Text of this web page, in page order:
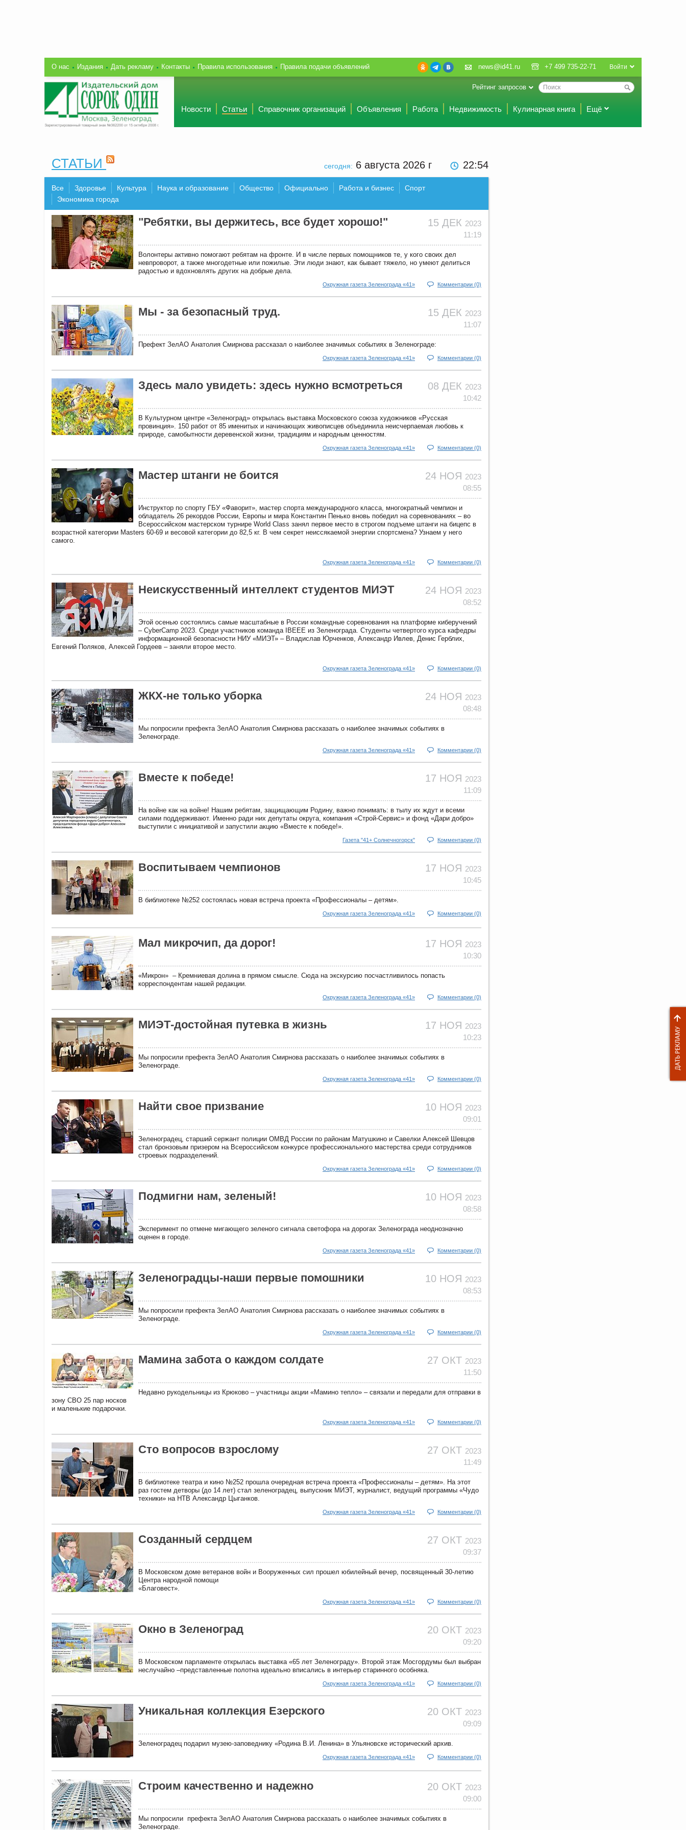
О нас Издания Дать рекламу Контакты Правила использования Правила подачи объявлений Войти
news@id41.ru +7 499 735-22-71
Рейтинг запросов
Новости Статьи Справочник организаций Объявления Работа Недвижимость Кулинарная книга Ещё
сегодня: 6 августа 2026 г 22 54
СТАТЬИ
Все Здоровье Культура Наука и образование Общество Официально Работа и бизнес
Спорт
Экономика города
15 ДЕК 2023
11:19
"Ребятки, вы держитесь, все будет хорошо!"
Волонтеры активно помогают ребятам на фронте. И в числе первых помощников те, у кого своих дел
невпроворот, а также многодетные или пожилые. Эти люди знают, как бывает тяжело, но умеют делиться
радостью и вдохновлять других на добрые дела.
Окружная газета Зеленограда «41» Комментарии (0)
15 ДЕК 2023
11:07
Мы - за безопасный труд.
Префект ЗелАО Анатолия Смирнова рассказал о наиболее значимых событиях в Зеленограде:
Окружная газета Зеленограда «41» Комментарии (0)
08 ДЕК 2023
10:42
Здесь мало увидеть: здесь нужно всмотреться
В Культурном центре «Зеленоград» открылась выставка Московского союза художников «Русская
провинция». 150 работ от 85 именитых и начинающих живописцев объединила неисчерпаемая любовь к
природе, самобытности деревенской жизни, традициям и народным ценностям.
Окружная газета Зеленограда «41» Комментарии (0)
24 НОЯ 2023
08:55
Мастер штанги не боится
Инструктор по спорту ГБУ «Фаворит», мастер спорта международного класса, многократный чемпион и
обладатель 26 рекордов России, Европы и мира Константин Пенько вновь победил на соревнованиях – во
Всероссийском мастерском турнире World Class занял первое место в строгом подъеме штанги на бицепс в
возрастной категории Masters 60-69 и весовой категории до 82,5 кг. В чем секрет неиссякаемой энергии спортсмена? Узнаем у него
самого.
Окружная газета Зеленограда «41» Комментарии (0)
24 НОЯ 2023
08:52
Неискусственный интеллект студентов МИЭТ
Этой осенью состоялись самые масштабные в России командные соревнования на платформе киберучений
– CyberCamp 2023. Среди участников команда IBEEE из Зеленограда. Студенты четвертого курса кафедры
информационной безопасности НИУ «МИЭТ» – Владислав Юрченков, Александр Ивлев, Денис Герблих,
Евгений Поляков, Алексей Гордеев – заняли второе место.
Окружная газета Зеленограда «41» Комментарии (0)
24 НОЯ 2023
08:48
ЖКХ-не только уборка
Мы попросили префекта ЗелАО Анатолия Смирнова рассказать о наиболее значимых событиях в
Зеленограде.
Окружная газета Зеленограда «41» Комментарии (0)
17 НОЯ 2023
11:09
Вместе к победе!
На войне как на войне! Нашим ребятам, защищающим Родину, важно понимать: в тылу их ждут и всеми
силами поддерживают. Именно ради них депутаты округа, компания «Строй-Сервис» и фонд «Дари добро»
выступили с инициативой и запустили акцию «Вместе к победе!».
Газета "41+ Солнечногорск" Комментарии (0)
17 НОЯ 2023
10:45
Воспитываем чемпионов
В библиотеке №252 состоялась новая встреча проекта «Профессионалы – детям».
Окружная газета Зеленограда «41» Комментарии (0)
17 НОЯ 2023
10:30
Мал микрочип, да дорог!
«Микрон» – Кремниевая долина в прямом смысле. Сюда на экскурсию посчастливилось попасть
корреспондентам нашей редакции.
Окружная газета Зеленограда «41» Комментарии (0)
17 НОЯ 2023
10:23
МИЭТ-достойная путевка в жизнь
Мы попросили префекта ЗелАО Анатолия Смирнова рассказать о наиболее значимых событиях в
Зеленограде.
Окружная газета Зеленограда «41» Комментарии (0)
10 НОЯ 2023
09:01
Найти свое призвание
Зеленоградец, старший сержант полиции ОМВД России по районам Матушкино и Савелки Алексей Шевцов
стал бронзовым призером на Всероссийском конкурсе профессионального мастерства среди сотрудников
строевых подразделений.
Окружная газета Зеленограда «41» Комментарии (0)
10 НОЯ 2023
08:58
Подмигни нам, зеленый!
Эксперимент по отмене мигающего зеленого сигнала светофора на дорогах Зеленограда неоднозначно
оценен в городе.
Окружная газета Зеленограда «41» Комментарии (0)
10 НОЯ 2023
08:53
Зеленоградцы-наши первые помошники
Мы попросили префекта ЗелАО Анатолия Смирнова рассказать о наиболее значимых событиях в
Зеленограде.
Окружная газета Зеленограда «41» Комментарии (0)
27 ОКТ 2023
11:50
Мамина забота о каждом солдате
Недавно рукодельницы из Крюково – участницы акции «Мамино тепло» – связали и передали для отправки в
зону СВО 25 пар носков
и маленькие подарочки.
Окружная газета Зеленограда «41» Комментарии (0)
27 ОКТ 2023
11:49
Сто вопросов взрослому
В библиотеке театра и кино №252 прошла очередная встреча проекта «Профессионалы – детям». На этот
раз гостем детворы (до 14 лет) стал зеленоградец, выпускник МИЭТ, журналист, ведущий программы «Чудо
техники» на НТВ Александр Цыганков.
Окружная газета Зеленограда «41» Комментарии (0)
27 ОКТ 2023
09:37
Созданный сердцем
В Московском доме ветеранов войн и Вооруженных сил прошел юбилейный вечер, посвященный 30-летию
Центра народной помощи
«Благовест».
Окружная газета Зеленограда «41» Комментарии (0)
20 ОКТ 2023
09:20
Окно в Зеленоград
В Московском парламенте открылась выставка «65 лет Зеленограду». Второй этаж Мосгордумы был выбран
неслучайно –представленные полотна идеально вписались в интерьер старинного особняка.
Окружная газета Зеленограда «41» Комментарии (0)
20 ОКТ 2023
09:09
Уникальная коллекция Езерского
Зеленоградец подарил музею-заповеднику «Родина В.И. Ленина» в Ульяновске исторический архив.
Окружная газета Зеленограда «41» Комментарии (0)
20 ОКТ 2023
09:00
Строим качественно и надежно
Мы попросили префекта ЗелАО Анатолия Смирнова рассказать о наиболее значимых событиях в
Зеленограде.